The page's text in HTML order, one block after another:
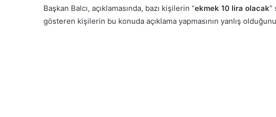
Başkan Balcı, açıklamasında, bazı kişilerin “ekmek 10 lira olacak”
gösteren kişilerin bu konuda açıklama yapmasının yanlış